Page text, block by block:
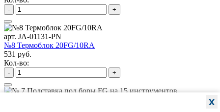
- +
арт. JA-01131-PN
№8 Термоблок 20FG/10RA
531 руб.
Кол-во:
- +
x